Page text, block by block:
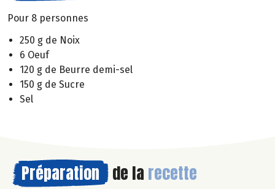
Pour 8 personnes
250 g de Noix
6 Oeuf
120 g de Beurre demi-sel
150 g de Sucre
Sel
Préparation de la recette